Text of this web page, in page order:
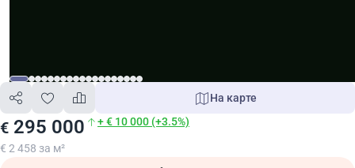
€ 295 000 + € 10 000 (+3.5%)
€ 2 458 за м²
На карте